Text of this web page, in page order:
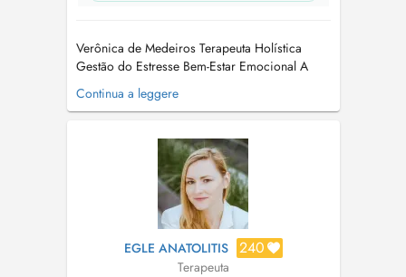
Verônica de Medeiros Terapeuta Holística
Gestão do Estresse Bem-Estar Emocional A
cabeça que não para. O coração que acelera
sem motivo. O corpo que dói, que está tenso,
não vem ou que vem, mas não descansa. A
sensação de estar sempre no limite, mes...
Continua a leggere
EGLE ANATOLITIS 240
Terapeuta